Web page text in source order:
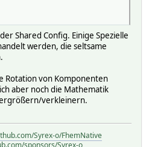
Shared Config. Einige Spezielle
werden, die seltsame
Rotation von Komponenten
aber noch die Mathematik
verkleinern.
Syrex-o/FhemNative
sponsors/Syrex-o